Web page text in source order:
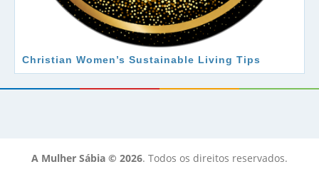
Christian Women’s Sustainable Living Tips
A Mulher Sábia © 2026. Todos os direitos reservados.